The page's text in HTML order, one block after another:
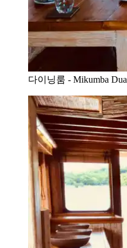
다이닝룸 - Mikumba Dua